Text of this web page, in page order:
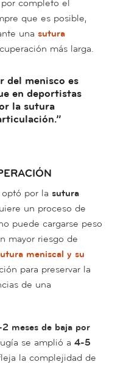
completo el
que es posible,
una sutura
más larga.
del menisco es
en deportistas
la sutura
por la sutura
un proceso de
puede cargarse peso
mayor riesgo de
meniscal y su
para preservar la
de una
2 meses de baja por
se amplió a 4-5
la complejidad de